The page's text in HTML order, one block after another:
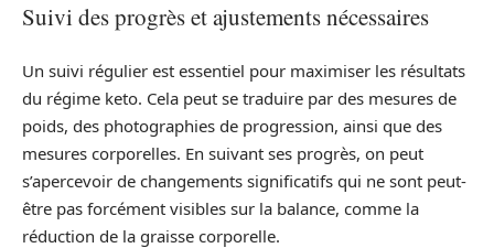
Suivi des progrès et ajustements nécessaires
Un suivi régulier est essentiel pour maximiser les résultats
du régime keto. Cela peut se traduire par des mesures de
poids, des photographies de progression, ainsi que des
mesures corporelles. En suivant ses progrès, on peut
s’apercevoir de changements significatifs qui ne sont peut-
être pas forcément visibles sur la balance, comme la
réduction de la graisse corporelle.